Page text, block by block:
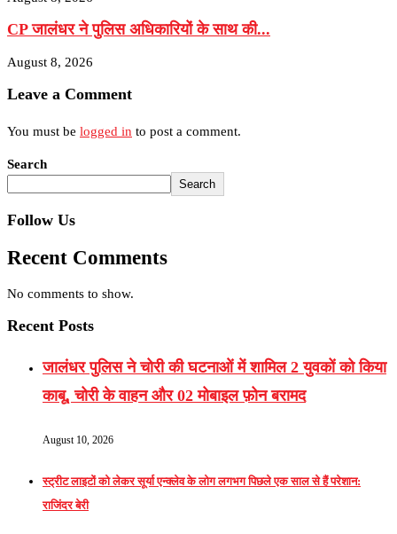
CP जालंधर ने पुलिस अधिकारियों के साथ की...
August 8, 2026
Leave a Comment
You must be logged in to post a comment.
Search
Search
Follow Us
Recent Comments
No comments to show.
Recent Posts
जालंधर पुलिस ने चोरी की घटनाओं में शामिल 2 युवकों को किया
काबू, चोरी के वाहन और 02 मोबाइल फ़ोन बरामद
August 10, 2026
स्ट्रीट लाइटों को लेकर सूर्या एन्क्लेव के लोग लगभग पिछले एक साल से हैं परेशान:
राजिंदर बेरी